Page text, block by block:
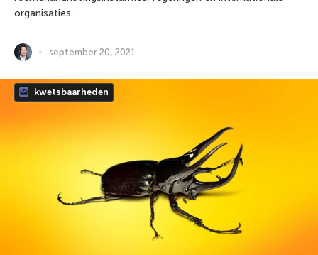
organisaties.
september 20, 2021
kwetsbaarheden